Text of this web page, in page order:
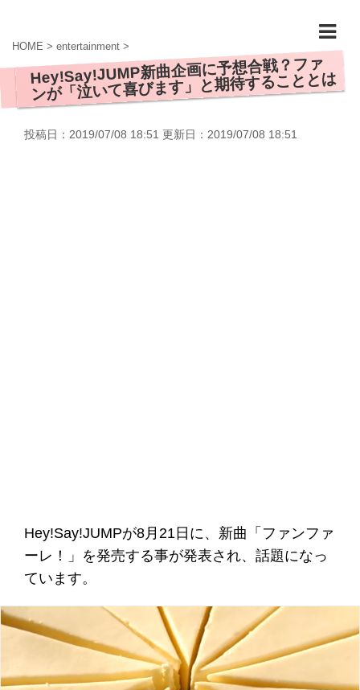
HOME > entertainment >
Hey!Say!JUMP新曲企画に予想合戦？ファ
ンが「泣いて喜びます」と期待することとは
投稿日：2019/07/08 18:51 更新日： 2019/07/08 18:51
Hey!Say!JUMPが8月21日に、新曲「ファンファ
ーレ！」を発売する事が発表され、話題になっ
ています。